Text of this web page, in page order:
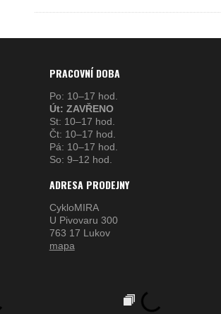
PRACOVNÍ DOBA
Po: 10–17 hod.
Út: ZAVŘENO
St: 10–17 hod.
Čt: 10–17 hod.
Pá: 10–17 hod.
So: 9–12 hod.
ADRESA PRODEJNY
CykloMIRA
U Pivovaru 300
763 17 Lukov
mapa